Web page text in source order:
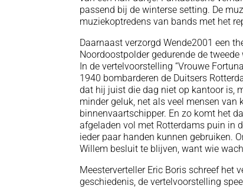
passend bij de winterse setting. De
muziekoptredens van bands met het
Daarnaast verzorgd Wende2001 een
Noordoostpolder gedurende de tweede
In de vertelvoorstelling “Vrouwe
1940 bombarderen de Duitsers
dat hij juist die dag niet op kantoor is,
minder geluk, net als veel mensen van
binnenvaartschipper. En zo komt het
afgeladen vol met Rotterdams puin in
ieder paar handen kunnen gebruiken.
Willem besluit te blijven, want wie
Meesterverteller Eric Boris schreef het
geschiedenis, de vertelvoorstelling